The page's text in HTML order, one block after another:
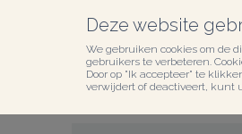
Deze website
We gebruiken cookies om de
gebruikers te verbeteren.
Door op "Ik accepteer" te
verwijdert of deactiveert, kunt